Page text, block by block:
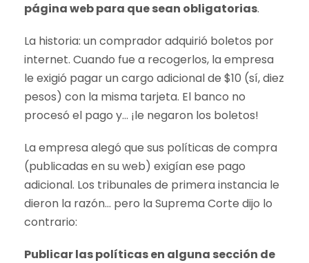
página web para que sean obligatorias.
La historia: un comprador adquirió boletos por
internet. Cuando fue a recogerlos, la empresa
le exigió pagar un cargo adicional de $10 (sí, diez
pesos) con la misma tarjeta. El banco no
procesó el pago y… ¡le negaron los boletos!
La empresa alegó que sus políticas de compra
(publicadas en su web) exigían ese pago
adicional. Los tribunales de primera instancia le
dieron la razón… pero la Suprema Corte dijo lo
contrario:
Publicar las políticas en alguna sección de